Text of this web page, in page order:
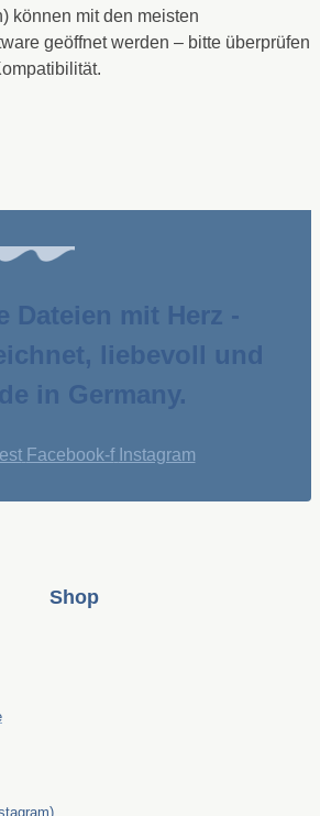
können mit den meisten
geöffnet werden – bitte überprüfen
Dateien mit Herz -
liebevoll und
in Germany.
Facebook-f Instagram
Shop